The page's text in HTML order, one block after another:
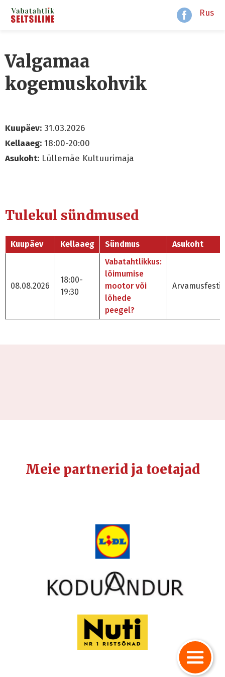
Rus
Valgamaa
kogemuskohvik
Kuupäev: 31.03.2026
Kellaaeg: 18:00-20:00
Asukoht: Lüllemäe Kultuurimaja
Tulekul sündmused
Kuupäev Kellaaeg Sündmus Asukoht
08.08.2026
18:00-
19:30
Vabatahtlikkus:
lõimumise
mootor või
lõhede
peegel?
Meie partnerid ja toetajad